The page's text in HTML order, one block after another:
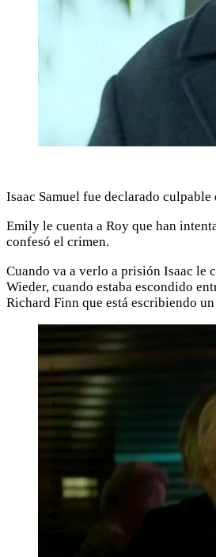
Isaac Samuel fue declarado
Emily le cuenta a Roy que han
confesó el crimen.
Cuando va a verlo a prisión Isaac le
Wieder, cuando estaba escondido
Richard Finn que está escribiendo